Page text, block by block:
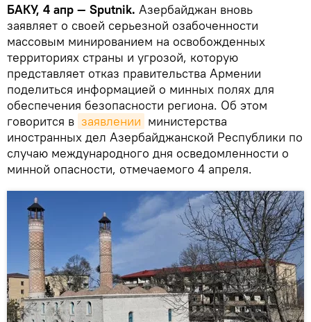
БАКУ, 4 апр — Sputnik. Азербайджан вновь
заявляет о своей серьезной озабоченности
массовым минированием на освобожденных
территориях страны и угрозой, которую
представляет отказ правительства Армении
поделиться информацией о минных полях для
обеспечения безопасности региона. Об этом
говорится в заявлении министерства
иностранных дел Азербайджанской Республики по
случаю международного дня осведомленности о
минной опасности, отмечаемого 4 апреля.